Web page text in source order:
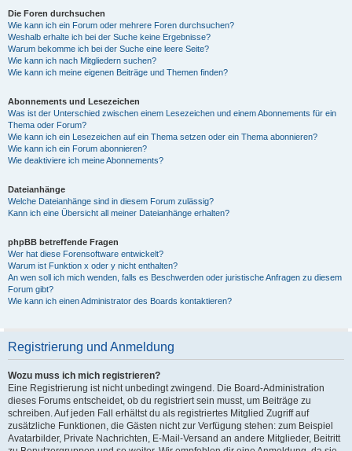
Die Foren durchsuchen
Wie kann ich ein Forum oder mehrere Foren durchsuchen?
Weshalb erhalte ich bei der Suche keine Ergebnisse?
Warum bekomme ich bei der Suche eine leere Seite?
Wie kann ich nach Mitgliedern suchen?
Wie kann ich meine eigenen Beiträge und Themen finden?
Abonnements und Lesezeichen
Was ist der Unterschied zwischen einem Lesezeichen und einem Abonnements für ein
Thema oder Forum?
Wie kann ich ein Lesezeichen auf ein Thema setzen oder ein Thema abonnieren?
Wie kann ich ein Forum abonnieren?
Wie deaktiviere ich meine Abonnements?
Dateianhänge
Welche Dateianhänge sind in diesem Forum zulässig?
Kann ich eine Übersicht all meiner Dateianhänge erhalten?
phpBB betreffende Fragen
Wer hat diese Forensoftware entwickelt?
Warum ist Funktion x oder y nicht enthalten?
An wen soll ich mich wenden, falls es Beschwerden oder juristische Anfragen zu diesem
Forum gibt?
Wie kann ich einen Administrator des Boards kontaktieren?
Registrierung und Anmeldung
Wozu muss ich mich registrieren?
Eine Registrierung ist nicht unbedingt zwingend. Die Board-Administration
dieses Forums entscheidet, ob du registriert sein musst, um Beiträge zu
schreiben. Auf jeden Fall erhältst du als registriertes Mitglied Zugriff auf
zusätzliche Funktionen, die Gästen nicht zur Verfügung stehen: zum Beispiel
Avatarbilder, Private Nachrichten, E-Mail-Versand an andere Mitglieder, Beitritt